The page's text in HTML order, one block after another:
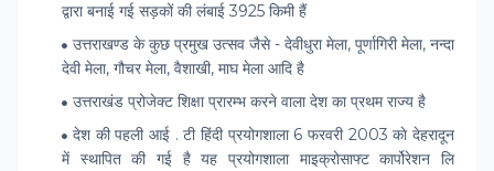
द्वारा बनाई गई सड़कों की लंबाई 3925 किमी हैं
उत्तराखण्ड के कुछ प्रमुख उत्‍सव जैसे - देवीधुरा मेला, पूर्णागिरी मेला, नन्दा
देवी मेला, गौचर मेला, वैशाखी, माघ मेला आदि है
उत्तराखंड प्रोजेक्ट शिक्षा प्रारम्भ करने वाला देश का प्रथम राज्य है
देश की पहली आई . टी हिंदी प्रयोगशाला 6 फरवरी 2003 काे देहरादून
में स्थापित की गई है यह प्रयोगशाला माइक्रोसाफ्ट कार्पोरेशन लि